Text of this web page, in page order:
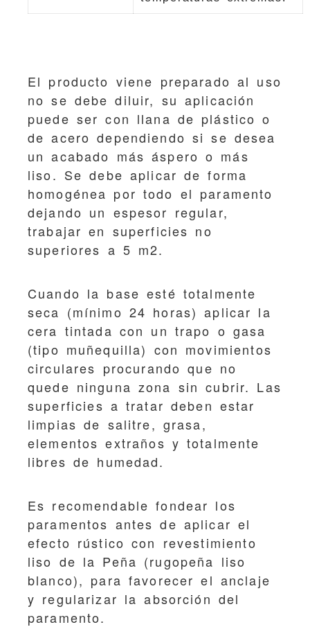
El producto viene preparado al uso
no se debe diluir, su aplicación
puede ser con llana de plástico o
de acero dependiendo si se desea
un acabado más áspero o más
liso. Se debe aplicar de forma
homogénea por todo el paramento
dejando un espesor regular,
trabajar en superficies no
superiores a 5 m2.
Cuando la base esté totalmente
seca (mínimo 24 horas) aplicar la
cera tintada con un trapo o gasa
(tipo muñequilla) con movimientos
circulares procurando que no
quede ninguna zona sin cubrir. Las
superficies a tratar deben estar
limpias de salitre, grasa,
elementos extraños y totalmente
libres de humedad.
Es recomendable fondear los
paramentos antes de aplicar el
efecto rústico con revestimiento
liso de la Peña (rugopeña liso
blanco), para favorecer el anclaje
y regularizar la absorción del
paramento.